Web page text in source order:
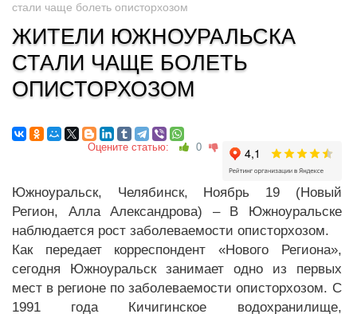
стали чаще болеть описторхозом
ЖИТЕЛИ ЮЖНОУРАЛЬСКА
СТАЛИ ЧАЩЕ БОЛЕТЬ
ОПИСТОРХОЗОМ
Оцените статью: 0
Южноуральск, Челябинск, Ноябрь 19 (Новый
Регион, Алла Александрова) – В Южноуральске
наблюдается рост заболеваемости описторхозом.
Как передает корреспондент «Нового Региона»,
сегодня Южноуральск занимает одно из первых
мест в регионе по заболеваемости описторхозом. С
1991 года Кичигинское водохранилище,